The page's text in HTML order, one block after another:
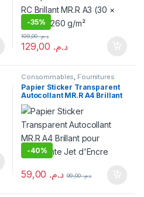
-35%
د.م.
د.م.199,00
Consommables Fournitures
d'impression Papier
Papier Sticker Transparent
Autocollant MR.R A4 Brillant
pour Imprimante Jet d’Encre
-40%
د.م. د.م.99,00